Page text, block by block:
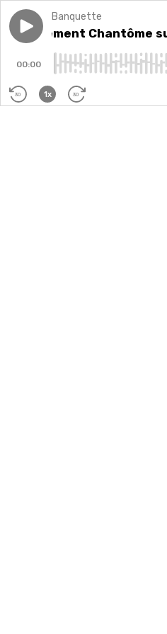
Play episode#61 - Clément
Banquette
#61 - Clément Chantôme
00:00
30 1x 30